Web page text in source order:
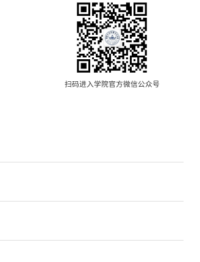
扫码进入学院官方微信公众号